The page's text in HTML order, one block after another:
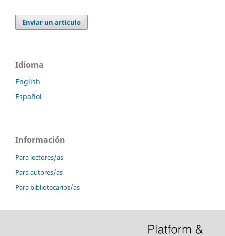
Enviar un artículo
Idioma
English
Español
Información
Para lectores/as
Para autores/as
Para bibliotecarios/as